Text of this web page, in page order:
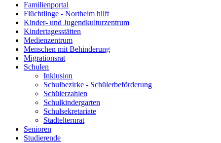
Familienportal
Flüchtlinge - Northeim hilft
Kinder- und Jugendkulturzentrum
Kindertagesstätten
Medienzentrum
Menschen mit Behinderung
Migrationsrat
Schulen
Inklusion
Schulbezirke - Schülerbeförderung
Schülerzahlen
Schulkindergarten
Schulsekretariate
Stadtelternrat
Senioren
Studierende